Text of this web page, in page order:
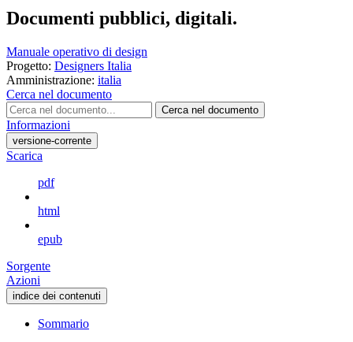
Documenti pubblici, digitali.
Manuale operativo di design
Progetto: Designers Italia
Amministrazione: italia
Cerca nel documento
Cerca nel documento
Informazioni
versione-corrente
Scarica
pdf
html
epub
Sorgente
Azioni
indice dei contenuti
Sommario